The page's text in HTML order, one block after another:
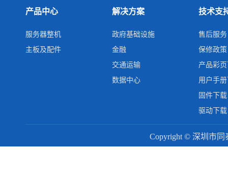
产品中心
服务器整机
主板及配件
解决方案
政府基础设施
金融
交通运输
数据中心
技术支
售后服务
保修政策
产品彩
用户手
固件下载
驱动下载
Copyright © 深圳市同